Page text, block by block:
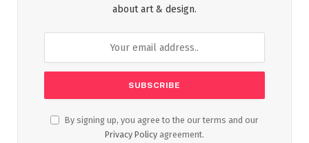
about art & design.
By signing up, you agree to the our terms and our
Privacy Policy agreement.